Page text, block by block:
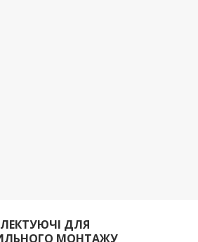
ДЛЯ
МОНТАЖУ